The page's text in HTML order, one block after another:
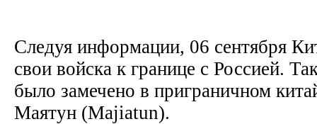
Следуя информации, 06 сентября
свои войска к границе с Россией.
было замечено в приграничном
Маятун (Majiatun).